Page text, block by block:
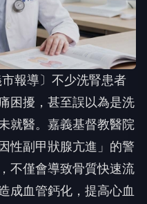
報導〕不少洗腎患者
困擾，甚至誤以為是洗
就醫。嘉義基督教醫院
性副甲狀腺亢進」的警
不僅會導致骨質快速流
成血管鈣化，提高心血